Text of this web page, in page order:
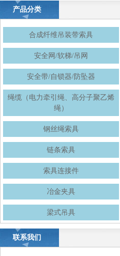
产品分类
合成纤维吊装带索具
安全网/软梯/吊网
安全带/自锁器/防坠器
绳缆（电力牵引绳、高分子聚乙烯
绳）
钢丝绳索具
链条索具
索具连接件
冶金夹具
梁式吊具
联系我们